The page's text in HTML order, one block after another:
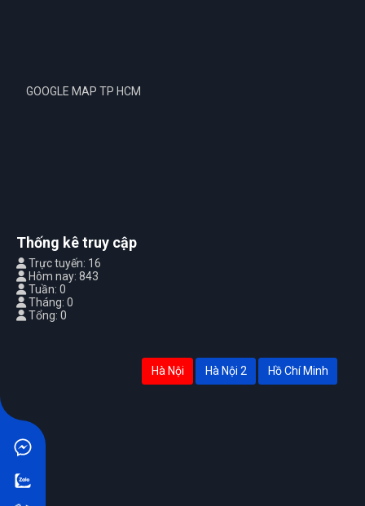
GOOGLE MAP TP HCM
Thống kê truy cập
Trực tuyến: 16
Hôm nay: 843
Tuần: 0
Tháng: 0
Tổng: 0
Hà Nội Hà Nội 2 Hồ Chí Minh